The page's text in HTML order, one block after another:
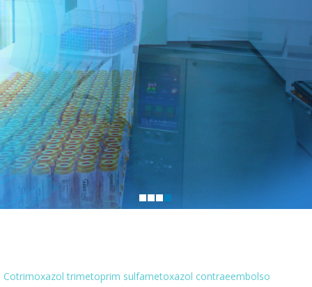
Cotrimoxazol trimetoprim sulfametoxazol contraeembolso